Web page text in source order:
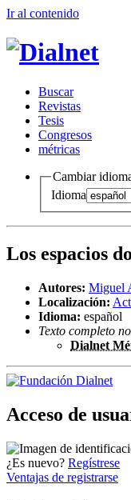
Ir al contenido
Buscar
Revistas
Tesis
Congresos
métricas
Cambiar
Idioma
Los espacios
Autores: Miguel
Localización:
Idioma: español
Texto completo
Dialnet
Acceso de
¿Es nuevo? Regístrese
Ventajas de registrarse